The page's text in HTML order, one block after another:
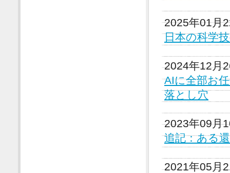
2025年01月
日本の科学
2024年12月
AIに全部お
落とし穴
2023年09月
追記：ある
2021年05月